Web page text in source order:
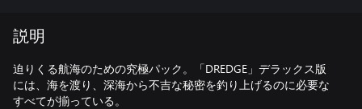
説明
迫りくる航海のための究極パック。「DREDGE」デラックス版
には、海を渡り、深海から不吉な秘密を釣り上げるのに必要な
すべてが揃っている。